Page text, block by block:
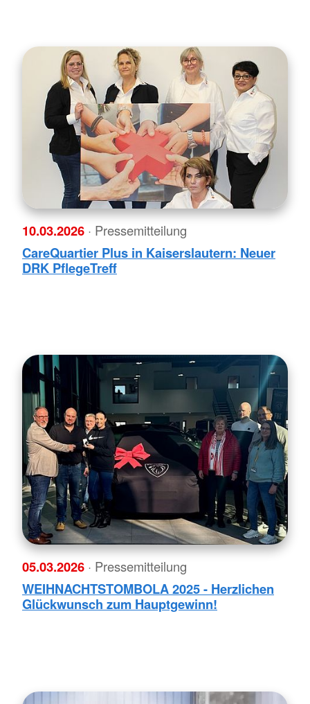
10.03.2026 · Pressemitteilung
CareQuartier Plus in Kaiserslautern: Neuer
DRK PflegeTreff
05.03.2026 · Pressemitteilung
WEIHNACHTSTOMBOLA 2025 - Herzlichen
Glückwunsch zum Hauptgewinn!